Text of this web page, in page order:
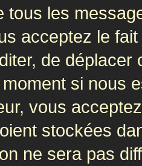
tous les
acceptez le
de
moment si nous
vous
stockées
ne sera pas